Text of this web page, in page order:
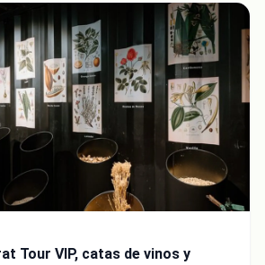
Tour VIP, catas de vinos y